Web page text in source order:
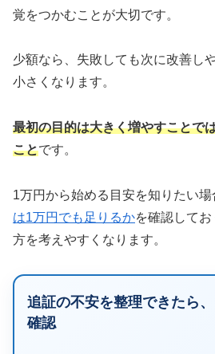
覚をつかむことが大切です。
少額なら、失敗しても次に改善し
小さくなります。
最初の目的は大きく増やすことで
ことです。
1万円から始める目安を知りたい場
は1万円でも足りるかを確認して
方を考えやすくなります。
追証の不安を整理できたら
確認